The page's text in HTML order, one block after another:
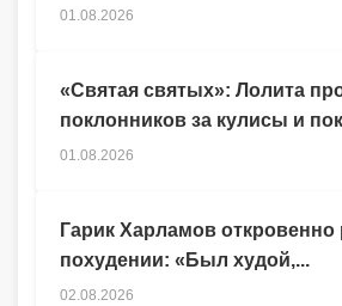
Гарик Харламов откровенно
похудении: «Был худой,...
02.08.2026
01.08.2026
«Святая святых»: Лолита
поклонников за кулисы и
01.08.2026